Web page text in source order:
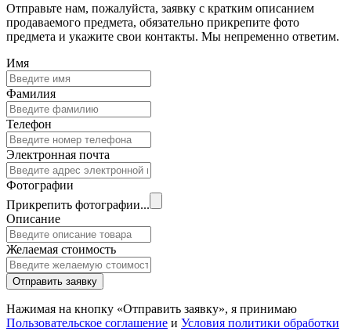
Отправьте нам, пожалуйста, заявку с кратким описанием
продаваемого предмета, обязательно прикрепите фото
предмета и укажите свои контакты. Мы непременно ответим.
Имя
Фамилия
Телефон
Электронная почта
Фотографии
Прикрепить фотографии...
Описание
Желаемая стоимость
Отправить заявку
Нажимая на кнопку «Отправить заявку», я принимаю
Пользовательское соглашение и Условия политики обработки